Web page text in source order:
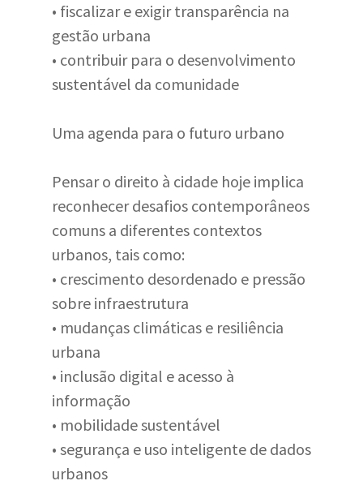
• fiscalizar e exigir transparência na
gestão urbana
• contribuir para o desenvolvimento
sustentável da comunidade
Uma agenda para o futuro urbano
Pensar o direito à cidade hoje implica
reconhecer desafios contemporâneos
comuns a diferentes contextos
urbanos, tais como:
• crescimento desordenado e pressão
sobre infraestrutura
• mudanças climáticas e resiliência
urbana
• inclusão digital e acesso à
informação
• mobilidade sustentável
• segurança e uso inteligente de dados
urbanos